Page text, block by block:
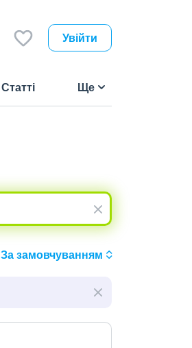
Увійти
Статті Ще
За замовчуванням